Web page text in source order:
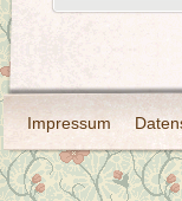
Impressum